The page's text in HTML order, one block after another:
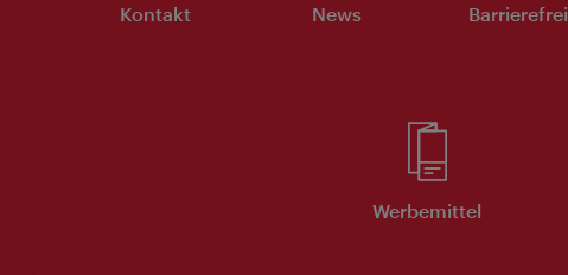
Kontakt News Barrierefrei
Werbemittel